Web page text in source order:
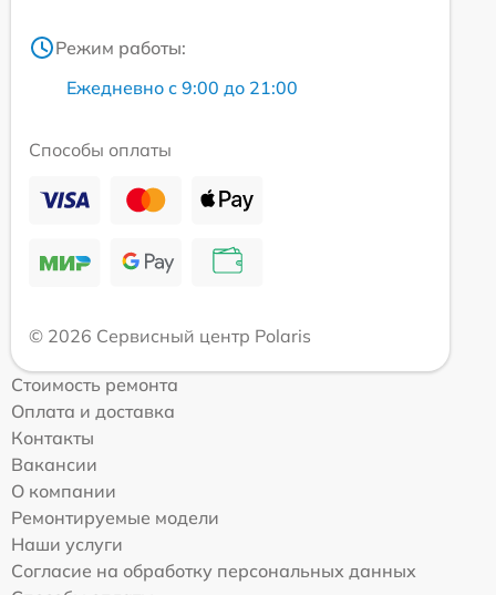
Режим работы:
Ежедневно с 9:00 до 21:00
Способы оплаты
© 2026 Сервисный центр Polaris
Стоимость ремонта
Оплата и доставка
Контакты
Вакансии
О компании
Ремонтируемые модели
Наши услуги
Согласие на обработку персональных данных